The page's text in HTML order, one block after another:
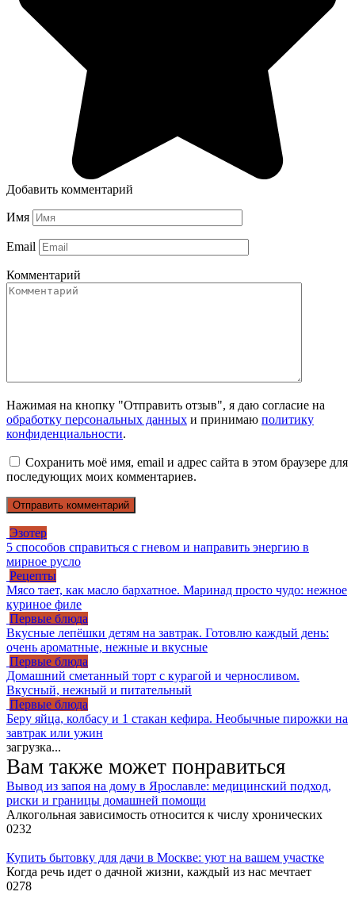
Добавить комментарий
Имя
Email
Комментарий
Нажимая на кнопку "Отправить отзыв", я даю согласие на
обработку персональных данных и принимаю политику
конфиденциальности.
Сохранить моё имя, email и адрес сайта в этом браузере для
последующих моих комментариев.
Эзотер
5 способов справиться с гневом и направить энергию в
мирное русло
Рецепты
Мясо тает, как масло бархатное. Маринад просто чудо: нежное
куриное филе
Первые блюда
Вкусные лепёшки детям на завтрак. Готовлю каждый день:
очень ароматные, нежные и вкусные
Первые блюда
Домашний сметанный торт с курагой и черносливом.
Вкусный, нежный и питательный
Первые блюда
Беру яйца, колбасу и 1 стакан кефира. Необычные пирожки на
завтрак или ужин
загрузка...
Вам также может понравиться
Вывод из запоя на дому в Ярославле: медицинский подход,
риски и границы домашней помощи
Алкогольная зависимость относится к числу хронических
0232
Купить бытовку для дачи в Москве: уют на вашем участке
Когда речь идет о дачной жизни, каждый из нас мечтает
0278